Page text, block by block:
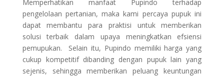
Memperhatikan manfaat Pupindo terhadap
pengelolaan pertanian, maka kami percaya pupuk ini
dapat membantu para praktisi untuk memberikan
solusi terbaik dalam upaya meningkatkan efsiensi
pemupukan. Selain itu, Pupindo memiliki harga yang
cukup kompetitif dibanding dengan pupuk lain yang
sejenis, sehingga memberikan peluang keuntungan